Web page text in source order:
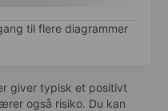
til flere diagrammer
giver typisk et positivt
også risiko. Du kan